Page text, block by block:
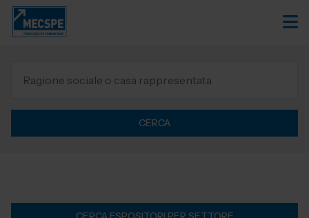
CERCA